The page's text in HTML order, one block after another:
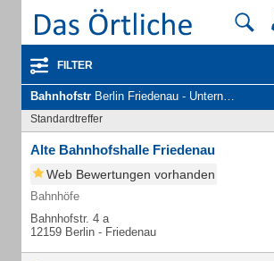
FILTER
Bahnhofstr Berlin Friedenau - Unternehmen und Personen
Standardtreffer
Alte Bahnhofshalle Friedenau
Web Bewertungen vorhanden
Bahnhöfe
Bahnhofstr. 4 a
12159 Berlin - Friedenau